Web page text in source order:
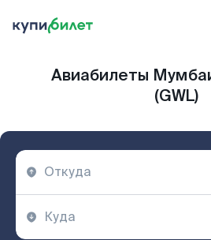
Авиабилеты
(GWL)